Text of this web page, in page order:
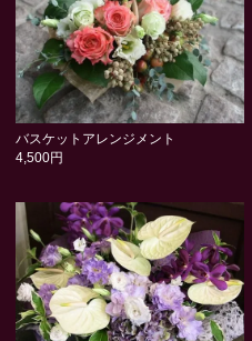
バスケットアレンジメント
4,500円